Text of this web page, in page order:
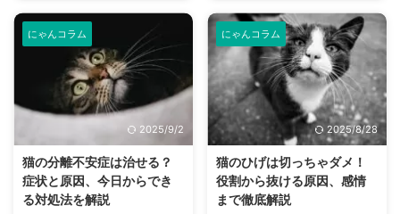
の情報を網羅的にご紹介します。
今 ...
夏を過ごせるように、今からでき
る ...
姿を見て、「猫の目ってどうなっ
ているんだろう？」と不思議に思
ったことはありませんか？ 猫の
目は、人間とは異なる独自の能力
を持っており、狩りをする上で非
常に重要な役割を果たしていま
す。 この記事では、猫の視力や
目の構造、人間と比べて優れた点
や劣っている点について詳しく解
説します。 さらに、猫の目が見
えなくなる原因や、目の病気、行
動の変化から異変に気づく方法ま
の？」など、多頭飼いの家庭では
猫同士の喧嘩はつきものです。し
かし、ただのじゃれ合いだと思っ
ていたら、実は深刻なサインかも
しれません。 この記事では、猫
が喧嘩をする本当の理由から、状
況に応じた正しい仲裁方法、そし
て喧嘩を未然に防ぐための多頭飼
いのコツまで、初心者にもわかり
やすく解説します。 愛猫たちが
安心して暮らせる環境づくりのヒ
ントを見つけて、猫との生活をよ
にゃんコラム
2025/9/2
猫の分離不安症は治せる？
症状と原因、今日からでき
る対処法を解説
にゃんコラム
2025/8/28
猫のひげは切っちゃダメ！
役割から抜ける原因、感情
まで徹底解説